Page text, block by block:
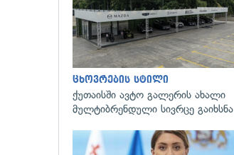
ცხოვრების სტილი
ქუთაისში ავტო გალერის ახალი
მულტიბრენდული სივრცე გაიხსნა